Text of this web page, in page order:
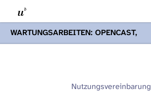
WARTUNGSARBEITEN: OPENCAST,
PODCASTS & TOBIRA
Mi 19. August
Opencast-Videos und Tobira nicht zur
Nutzungsvereinbarung